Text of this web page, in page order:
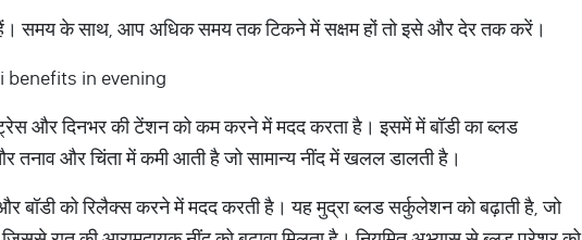
समय के साथ, आप अधिक समय तक टिकने में सक्षम हों तो इसे और देर तक करें।
benefits in evening
और दिनभर की टेंशन को कम करने में मदद करता है। इसमें में बॉडी का ब्लड
तनाव और चिंता में कमी आती है जो सामान्य नींद में खलल डालती है।
बॉडी को रिलैक्स करने में मदद करती है। यह मुद्रा ब्लड सर्कुलेशन को बढ़ाती है, जो